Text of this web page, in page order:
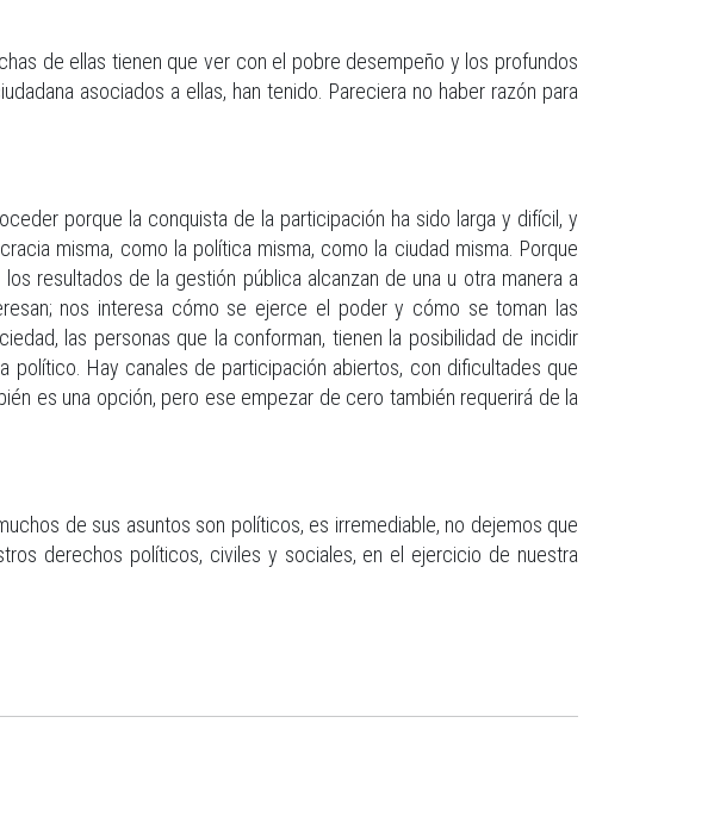
de ellas tienen que ver con el pobre desempeño y los profundos
asociados a ellas, han tenido. Pareciera no haber razón para
porque la conquista de la participación ha sido larga y difícil, y
misma, como la política misma, como la ciudad misma. Porque
resultados de la gestión pública alcanzan de una u otra manera a
nos interesa cómo se ejerce el poder y cómo se toman las
las personas que la conforman, tienen la posibilidad de incidir
Hay canales de participación abiertos, con dificultades que
es una opción, pero ese empezar de cero también requerirá de la
de sus asuntos son políticos, es irremediable, no dejemos que
derechos políticos, civiles y sociales, en el ejercicio de nuestra